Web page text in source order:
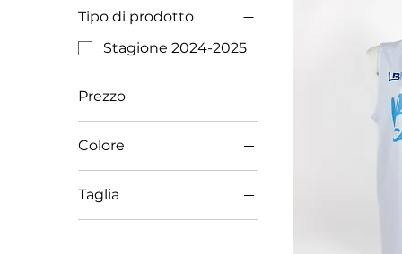
Tipo di prodotto
Stagione 2024-2025
Prezzo
15 € 80 €
Colore
Taglia
L